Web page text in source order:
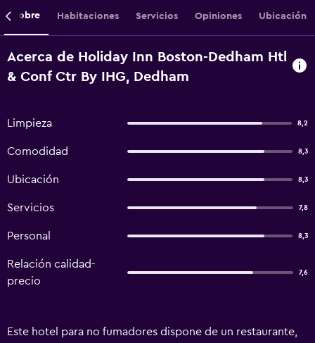
Sobre Habitaciones Servicios Opiniones Ubicación
Acerca de Holiday Inn Boston-Dedham Htl
& Conf Ctr By IHG, Dedham
Limpieza 8,2
Comodidad 8,3
Ubicación 8,3
Servicios 7,8
Personal 8,3
Relación calidad-
precio
7,6
Este hotel para no fumadores dispone de un restaurante,